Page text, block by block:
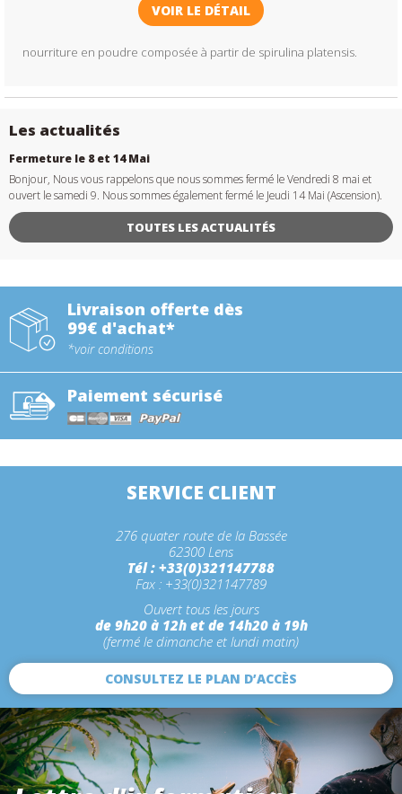
VOIR LE DÉTAIL
nourriture en poudre composée à partir de spirulina platensis.
Les actualités
Fermeture le 8 et 14 Mai
Bonjour, Nous vous rappelons que nous sommes fermé le Vendredi 8 mai et
ouvert le samedi 9. Nous sommes également fermé le Jeudi 14 Mai (Ascension).
TOUTES LES ACTUALITÉS
Livraison offerte dès
99€ d'achat*
*voir conditions
Paiement sécurisé
SERVICE CLIENT
276 quater route de la Bassée
62300 Lens
Tél : +33(0)321147788
Fax : +33(0)321147789
Ouvert tous les jours
de 9h20 à 12h et de 14h20 à 19h
(fermé le dimanche et lundi matin)
CONSULTEZ LE PLAN D’ACCÈS